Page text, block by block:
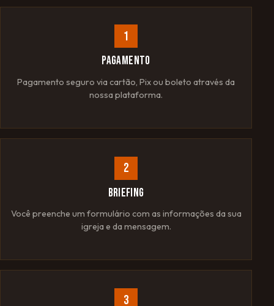
1
PAGAMENTO
Pagamento seguro via cartão, Pix ou boleto através da
nossa plataforma.
2
BRIEFING
Você preenche um formulário com as informações da sua
igreja e da mensagem.
3